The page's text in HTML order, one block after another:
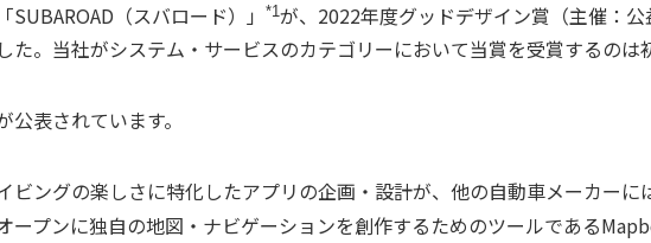
（スバロード）」 *1が、2022年度グッドデザイン賞（主催：
た。当社がシステム・サービスのカテゴリーにおいて当賞を受賞するのは
表されています。
ビングの楽しさに特化したアプリの企画・設計が、他の自動車メーカーに
ープンに独自の地図・ナビゲーションを創作するためのツールである